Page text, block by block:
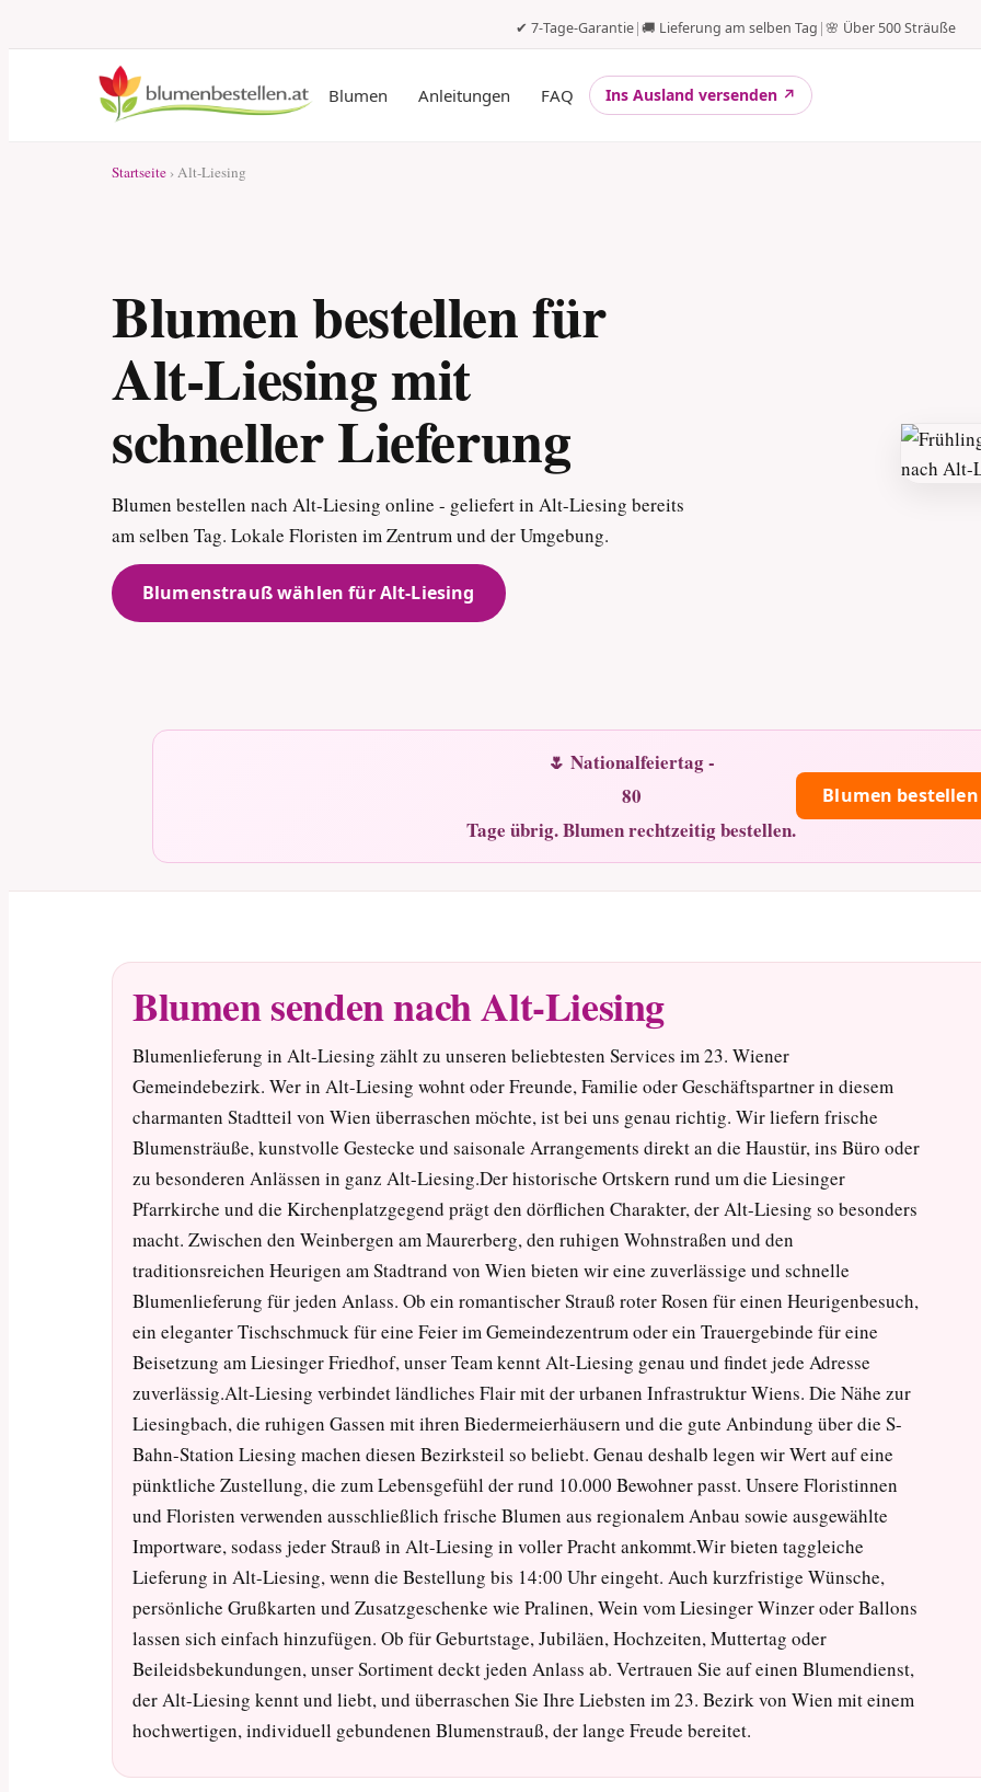
✔ 7-Tage-Garantie|🚚 Lieferung am selben Tag |🌸 Über 500 Sträuße
Blumen Anleitungen FAQ Ins Ausland versenden ↗
Startseite › Alt-Liesing
Blumen bestellen für
Alt-Liesing mit
schneller Lieferung
Blumen bestellen nach Alt-Liesing online - geliefert in Alt-Liesing bereits
am selben Tag. Lokale Floristen im Zentrum und der Umgebung.
Blumenstrauß wählen für Alt-Liesing
🌷 Nationalfeiertag -
80
Tage übrig. Blumen rechtzeitig bestellen.
Blumen bestellen
Blumen senden nach Alt-Liesing
Blumenlieferung in Alt-Liesing zählt zu unseren beliebtesten Services im 23. Wiener
Gemeindebezirk. Wer in Alt-Liesing wohnt oder Freunde, Familie oder Geschäftspartner in diesem
charmanten Stadtteil von Wien überraschen möchte, ist bei uns genau richtig. Wir liefern frische
Blumensträuße, kunstvolle Gestecke und saisonale Arrangements direkt an die Haustür, ins Büro oder
zu besonderen Anlässen in ganz Alt-Liesing.Der historische Ortskern rund um die Liesinger
Pfarrkirche und die Kirchenplatzgegend prägt den dörflichen Charakter, der Alt-Liesing so besonders
macht. Zwischen den Weinbergen am Maurerberg, den ruhigen Wohnstraßen und den
traditionsreichen Heurigen am Stadtrand von Wien bieten wir eine zuverlässige und schnelle
Blumenlieferung für jeden Anlass. Ob ein romantischer Strauß roter Rosen für einen Heurigenbesuch,
ein eleganter Tischschmuck für eine Feier im Gemeindezentrum oder ein Trauergebinde für eine
Beisetzung am Liesinger Friedhof, unser Team kennt Alt-Liesing genau und findet jede Adresse
zuverlässig.Alt-Liesing verbindet ländliches Flair mit der urbanen Infrastruktur Wiens. Die Nähe zur
Liesingbach, die ruhigen Gassen mit ihren Biedermeierhäusern und die gute Anbindung über die S-
Bahn-Station Liesing machen diesen Bezirksteil so beliebt. Genau deshalb legen wir Wert auf eine
pünktliche Zustellung, die zum Lebensgefühl der rund 10.000 Bewohner passt. Unsere Floristinnen
und Floristen verwenden ausschließlich frische Blumen aus regionalem Anbau sowie ausgewählte
Importware, sodass jeder Strauß in Alt-Liesing in voller Pracht ankommt.Wir bieten taggleiche
Lieferung in Alt-Liesing, wenn die Bestellung bis 14:00 Uhr eingeht. Auch kurzfristige Wünsche,
persönliche Grußkarten und Zusatzgeschenke wie Pralinen, Wein vom Liesinger Winzer oder Ballons
lassen sich einfach hinzufügen. Ob für Geburtstage, Jubiläen, Hochzeiten, Muttertag oder
Beileidsbekundungen, unser Sortiment deckt jeden Anlass ab. Vertrauen Sie auf einen Blumendienst,
der Alt-Liesing kennt und liebt, und überraschen Sie Ihre Liebsten im 23. Bezirk von Wien mit einem
hochwertigen, individuell gebundenen Blumenstrauß, der lange Freude bereitet.